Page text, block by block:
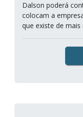
Dalson poderá
colocam a
que existe de